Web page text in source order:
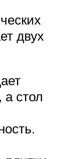
двух
стол